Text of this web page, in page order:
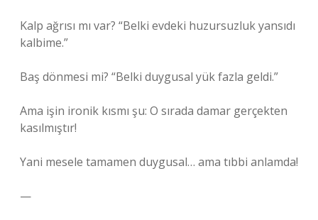
Kalp ağrısı mı var? “Belki evdeki huzursuzluk yansıdı
kalbime.”
Baş dönmesi mi? “Belki duygusal yük fazla geldi.”
Ama işin ironik kısmı şu: O sırada damar gerçekten
kasılmıştır!
Yani mesele tamamen duygusal… ama tıbbi anlamda!
—